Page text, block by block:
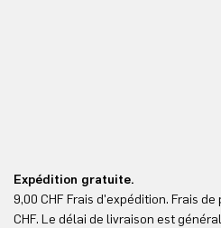
Expédition gratuite.
9,00 CHF Frais d'expédition. Frais
CHF. Le délai de livraison est